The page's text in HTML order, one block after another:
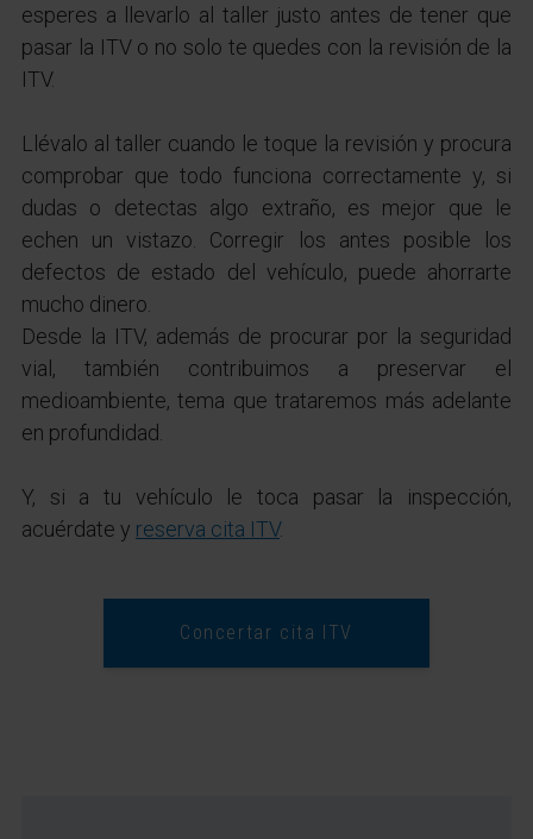
esperes a llevarlo al taller justo antes de tener que
pasar la ITV o no solo te quedes con la revisión de la
ITV.
Llévalo al taller cuando le toque la revisión y procura
comprobar que todo funciona correctamente y, si
dudas o detectas algo extraño, es mejor que le
echen un vistazo. Corregir los antes posible los
defectos de estado del vehículo, puede ahorrarte
mucho dinero.
Desde la ITV, además de procurar por la seguridad
vial, también contribuimos a preservar el
medioambiente, tema que trataremos más adelante
en profundidad.
Y, si a tu vehículo le toca pasar la inspección,
acuérdate y reserva cita ITV.
Concertar cita ITV